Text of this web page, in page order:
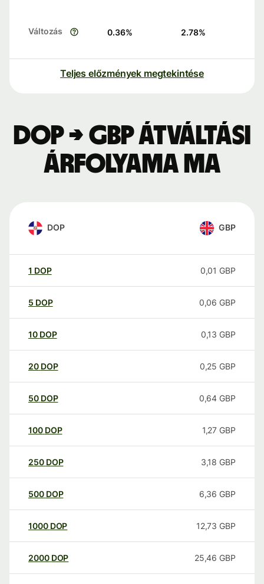
Változás 0.36% 2.78%
Teljes előzmények megtekintése
DOP → GBP átváltási
árfolyama ma
DOP GBP
1 DOP 0,01 GBP
5 DOP 0,06 GBP
10 DOP 0,13 GBP
20 DOP 0,25 GBP
50 DOP 0,64 GBP
100 DOP 1,27 GBP
250 DOP 3,18 GBP
500 DOP 6,36 GBP
1000 DOP 12,73 GBP
2000 DOP 25,46 GBP